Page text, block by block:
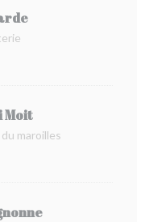
Moit
maroilles